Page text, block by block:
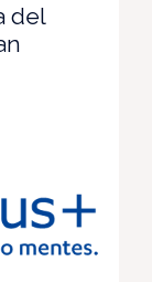
del